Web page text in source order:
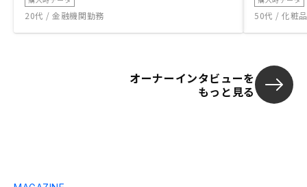
20代 / 金融機関勤務 50代 / 化粧
オーナーインタビューを
もっと見る